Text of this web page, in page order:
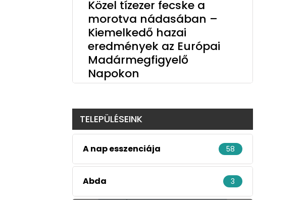
Közel tízezer fecske a
morotva nádasában –
Kiemelkedő hazai
eredmények az Európai
Madármegfigyelő
Napokon
TELEPÜLÉSEINK
A nap esszenciája 58
Abda 3